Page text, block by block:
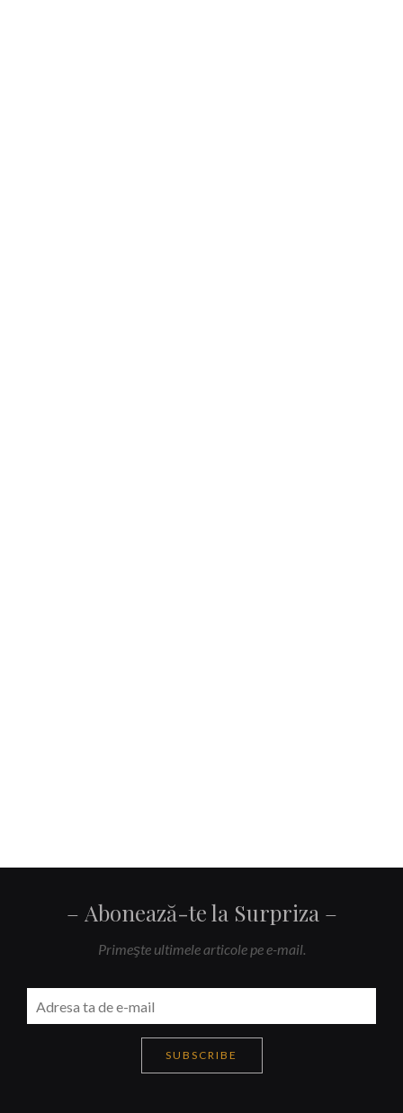
Abonează-te la Surpriza
Primeşte ultimele articole pe e-mail.
SUBSCRIBE